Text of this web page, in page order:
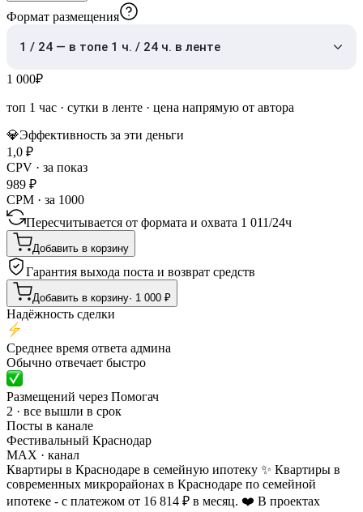
Формат размещения
1 / 24 — в топе 1 ч. / 24 ч. в ленте
1 000₽
топ 1 час · сутки в ленте · цена напрямую от автора
💎Эффективность за эти деньги
1,0 ₽
CPV · за показ
989 ₽
CPM · за 1000
Пересчитывается от формата и охвата 1 011/24ч
Добавить в корзину
Гарантия выхода поста и возврат средств
Добавить в корзину· 1 000 ₽
Надёжность сделки
Среднее время ответа админа
Обычно отвечает быстро
Размещений через Помогач
2 · все вышли в срок
Посты в канале
Фестивальный Краснодар
MAX · канал
Квартиры в Краснодаре в семейную ипотеку ✨ Квартиры в
современных микрорайонах в Краснодаре по семейной
ипотеке - с платежом от 16 814 ₽ в месяц. ❤️ В проектах